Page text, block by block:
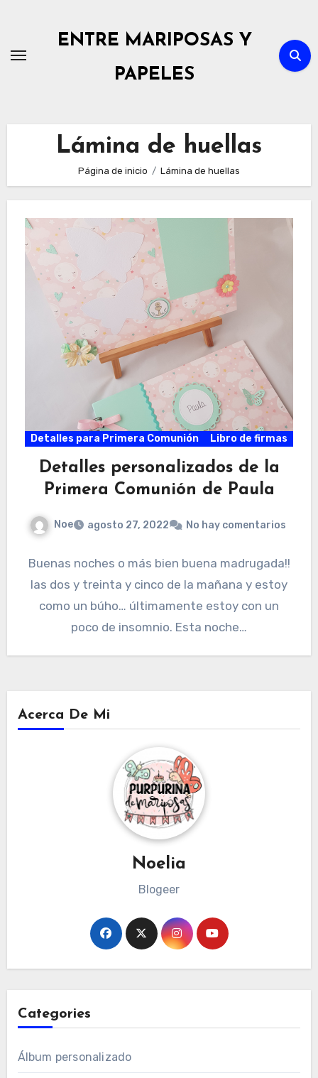
contenido
ENTRE MARIPOSAS Y
PAPELES
Lámina de huellas
Página de inicio Lámina de huellas
Detalles para Primera Comunión Libro de firmas
Detalles personalizados de la
Primera Comunión de Paula
Noe agosto 27, 2022 No hay comentarios
Buenas noches o más bien buena madrugada!!
las dos y treinta y cinco de la mañana y estoy
como un búho… últimamente estoy con un
poco de insomnio. Esta noche…
Acerca De Mi
Noelia
Blogeer
Categories
Álbum personalizado